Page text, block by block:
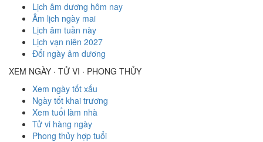
Lịch âm dương hôm nay
Âm lịch ngày mai
Lịch âm tuần này
Lịch vạn niên 2027
Đổi ngày âm dương
XEM NGÀY · TỬ VI · PHONG THỦY
Xem ngày tốt xấu
Ngày tốt khai trương
Xem tuổi làm nhà
Tử vi hàng ngày
Phong thủy hợp tuổi